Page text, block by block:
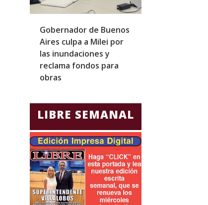
Gobernador de Buenos
Aires culpa a Milei por
las inundaciones y
reclama fondos para
obras
LIBRE SEMANAL